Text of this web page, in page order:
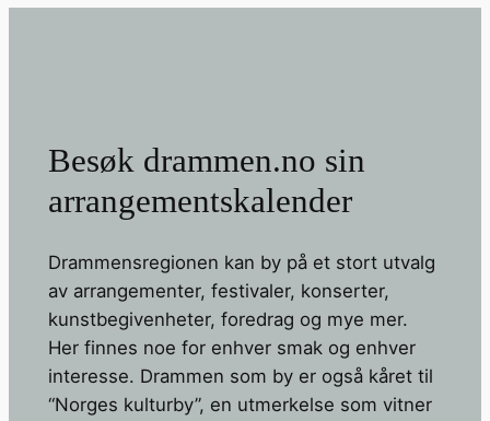
Besøk drammen.no sin
arrangementskalender
Drammensregionen kan by på et stort utvalg
av arrangementer, festivaler, konserter,
kunstbegivenheter, foredrag og mye mer.
Her finnes noe for enhver smak og enhver
interesse. Drammen som by er også kåret til
“Norges kulturby”, en utmerkelse som vitner